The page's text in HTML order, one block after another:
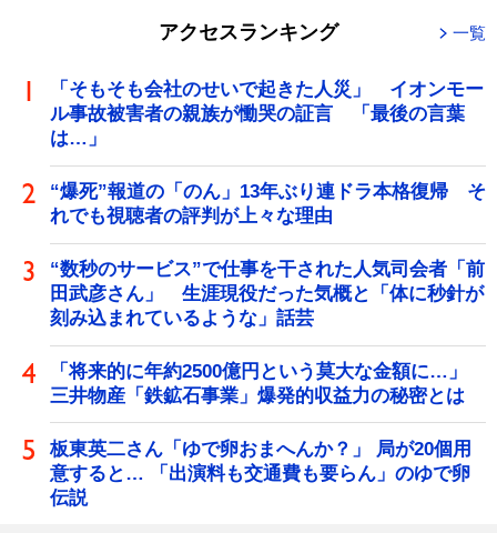
アクセスランキング 一覧
「そもそも会社のせいで起きた人災」 イオンモー
ル事故被害者の親族が慟哭の証言 「最後の言葉
は…」
“爆死”報道の「のん」13年ぶり連ドラ本格復帰 そ
れでも視聴者の評判が上々な理由
“数秒のサービス”で仕事を干された人気司会者「前
田武彦さん」 生涯現役だった気概と「体に秒針が
刻み込まれているような」話芸
「将来的に年約2500億円という莫大な金額に…」
三井物産「鉄鉱石事業」爆発的収益力の秘密とは
板東英二さん「ゆで卵おまへんか？」 局が20個用
意すると… 「出演料も交通費も要らん」のゆで卵
伝説